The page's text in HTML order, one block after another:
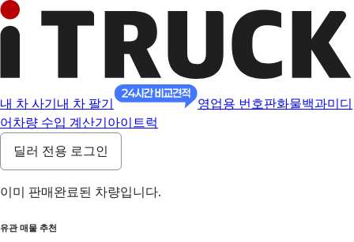
내 차 사기 내 차 팔기 영업용 번호판화물백과미디
어 차량 수입 계산기 아이트럭
딜러 전용 로그인
이미 판매완료된 차량입니다.
유관 매물 추천